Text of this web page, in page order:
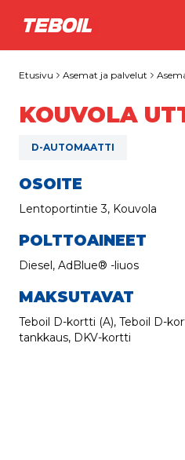
Siirry pääsisältöön
Etusivu Asemat ja palvelut
KOUVOLA
D-AUTOMAATTI
OSOITE
Lentoportintie 3, Kouvola
POLTTOAINEET
Diesel, AdBlue® -liuos
MAKSUTAVAT
Teboil D-kortti (A), Teboil D-
tankkaus, DKV-kortti